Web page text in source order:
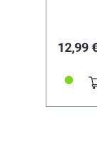
12,99